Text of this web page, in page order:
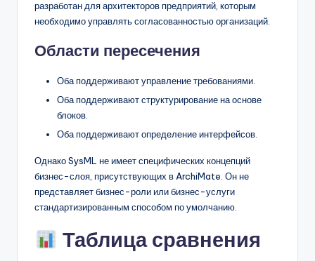
разработан для архитекторов предприятий, которым
необходимо управлять согласованностью организаций.
Области пересечения
Оба поддерживают управление требованиями.
Оба поддерживают структурирование на основе
блоков.
Оба поддерживают определение интерфейсов.
Однако SysML не имеет специфических концепций
бизнес-слоя, присутствующих в ArchiMate. Он не
представляет бизнес-роли или бизнес-услуги
стандартизированным способом по умолчанию.
Таблица сравнения